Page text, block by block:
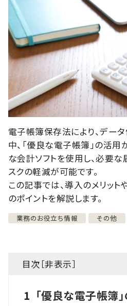
電子帳簿保存法により、デー
中、「優良な電子帳簿」の活用
な会計ソフトを使用し、必要な
スクの軽減が可能です。
この記事では、導入のメリット
のポイントを解説します。
業務のお役立ち情報 その他
目次［非表示］
1 「優良な電子帳簿